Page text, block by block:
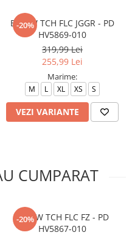
-20%
B NSW TCH FLC JGGR - PD
HV5869-010
319,99 Lei
255,99 Lei
Marime:
M L XL XS S
VEZI VARIANTE
CUMPARAT
-20%
B NSW TCH FLC FZ - PD
HV5867-010